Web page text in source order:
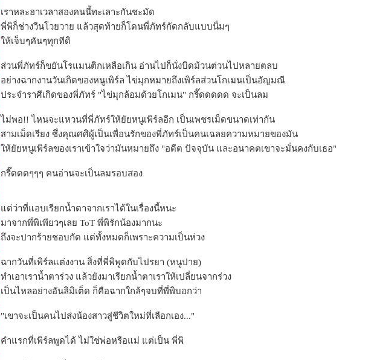
เราหละฮาเวลาสองคนนี้ทะเลาะกันชะมัด
พี่พิก็ช่างวีนโวยวาย แล้วสุดท้ายก็โดนพี่ภัทร์กัดกลับแบบนิ่มๆ
ห้เจ็บๆคันๆทุกทีดิ
ส่วนพี่ภัทร์ก็ขยันโรแมนติกเหลือเกิน อ่านไปก็นั่งบิดม้วนต่วนไปหลายตลบ
อย่างฉากงานวันเกิดของหนูเพิร์ล ไข่มุกหมายถึงเพิร์ลส่วนโกเมนเป็นอัญมณี
ประจำราศีเกิดของพี่ภัทร์ "ไข่มุกล้อมด้วยโกเมน" กรี๊ดดดดด จะเป็นลม
ไม่พอ!! ไหนจะแหวนที่พี่ภัทร์ให้ยัยหนูเพิร์ลอีก เป็นเพชรเม็ดขนาดเท่ากัน
สามเม็ดเรียง ซึ่งคุณศศิผู้เป็นเพื่อนรักของพี่ภัทร์เป็นคนเฉลยความหมายของมัน
ห้ยัยหนูเพิร์ลของเราเข้าใจว่ามันหมายถึง "อดีต ปัจจุบัน และอนาคตเขาจะมั่นคงกับเธอ"
กรี๊ดดดๆๆๆ คนอ่านจะเป็นลมรอบสอง
ต่ว่าที่แอบเรียกน้ำตาจากเราได้ในเรื่องนี้หนะ
มาจากพี่พิเพียวๆเลย ToT พี่พิรักน้องมากนะ
ถึงจะปากร้ายชอบกัด แต่ทั้งหมดก็เพราะความเป็นห่วง
ฉากวันที่เพิร์ลแต่งงาน สิ่งที่พี่พิพูดกับไปรยา (หนูปาย)
ทำเอาเราน้ำตาร่วง แล้วยังมาเรียกน้ำตาเราให้เปลี่ยนจากร่วง
เป็นไหลอย่างอันลิมิเต็ด ก็คือฉากใกล้ๆจบที่พี่พิบอกว่า
"เขาจะเป็นคนไปส่งน้องสาวสู่ชีวิตใหม่ที่เลือกเอง..."
คำแรกที่เพิร์ลพูดได้ ไม่ใช่พ่อหรือแม่ แต่เป็น พี่พิ